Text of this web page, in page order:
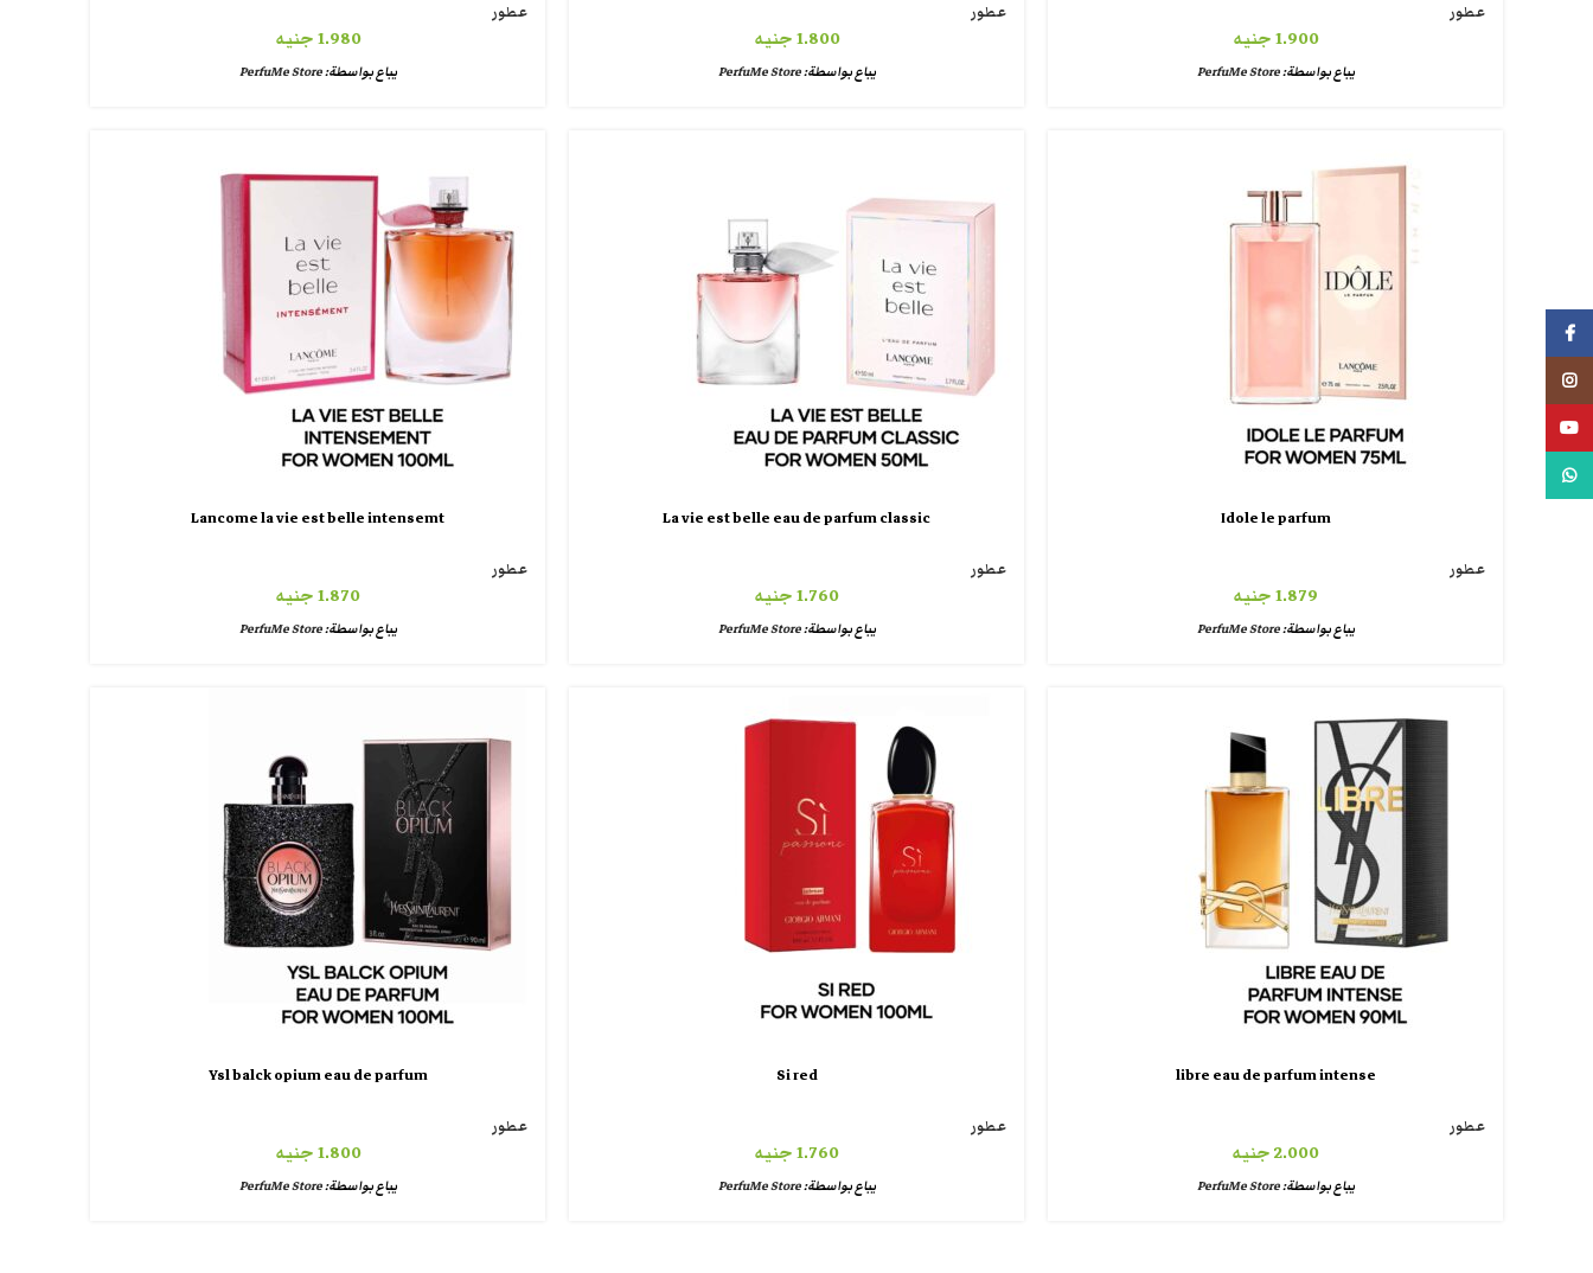
عطور
1.900جنيه
يباع بواسطة:PerfuMe Store
عطور
1.800جنيه
يباع بواسطة:PerfuMe Store
عطور
1.980جنيه
يباع بواسطة:PerfuMe Store
Idole le parfum
عطور
1.879جنيه
يباع بواسطة:PerfuMe Store
La vie est belle eau de parfum classic
عطور
1.760جنيه
يباع بواسطة:PerfuMe Store
Lancome la vie est belle intensemt
عطور
1.870جنيه
يباع بواسطة:PerfuMe Store
libre eau de parfum intense
عطور
2.000جنيه
يباع بواسطة:PerfuMe Store
Si red
عطور
1.760جنيه
يباع بواسطة:PerfuMe Store
Ysl balck opium eau de parfum
عطور
1.800جنيه
يباع بواسطة:PerfuMe Store